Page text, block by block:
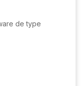
de type